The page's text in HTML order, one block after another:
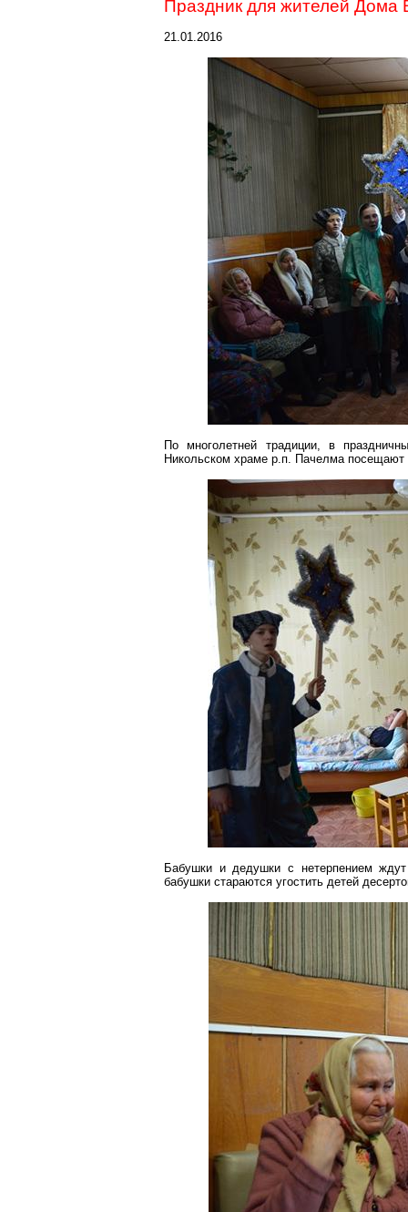
Праздник для жителей Дома
21.01.2016
По многолетней традиции, в
Никольском храме р.п. Пачелма
Бабушки и дедушки с нетерпением
бабушки стараются угостить детей